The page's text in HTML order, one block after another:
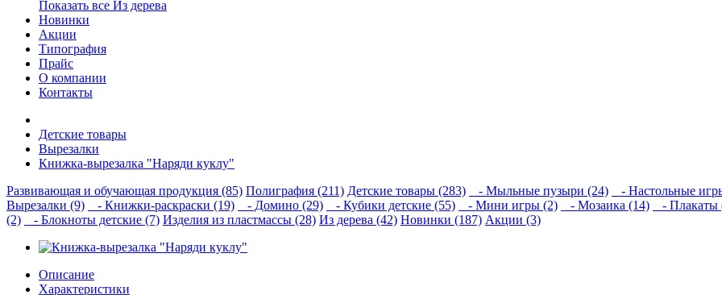
Показать все Из дерева
Новинки
Акции
Типография
Прайс
О компании
Контакты
Детские товары
Вырезалки
Книжка-вырезалка "Наряди куклу"
Развивающая и обучающая продукция (85) Полиграфия (211) Детские товары (283) - Мыльные пузыри (24) - Настольные
Вырезалки (9)
- Книжки-раскраски (19) - Домино (29) - Кубики детские (55) - Мини игры (2) - Мозаика (14) - Плакаты
(2)
- Блокноты детские (7) Изделия из пластмассы (28) Из дерева (42) Новинки (187) Акции (3)
Описание
Характеристики